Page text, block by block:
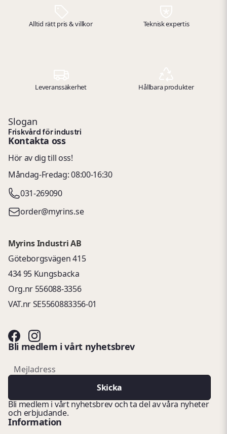
Alltid rätt pris & villkor Teknisk expertis
Leveranssäkerhet Hållbara produkter
Slogan
Friskvård för industri
Kontakta oss
Hör av dig till oss!
Måndag-Fredag: 08:00-16:30
031-269090
order@myrins.se
Myrins Industri AB
Göteborgsvägen 415
434 95 Kungsbacka
Org.nr 556088-3356
VAT.nr SE5560883356-01
Bli medlem i vårt nyhetsbrev
email
Mejladress
Skicka
Bli medlem i vårt nyhetsbrev och ta del av våra nyheter
och erbjudande.
Information